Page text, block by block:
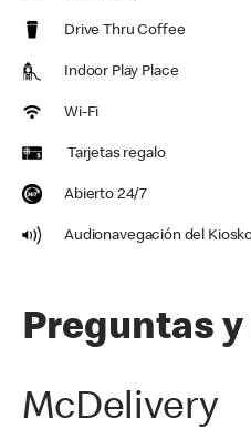
Drive Thru Coffee
Indoor Play Place
Wi-Fi
Tarjetas regalo
Abierto 24/7
Audionavegación del
Preguntas
McDelivery